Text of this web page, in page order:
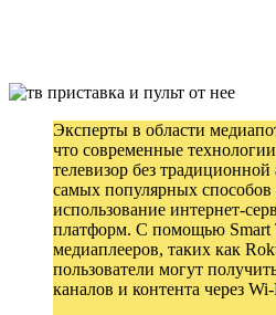
Эксперты в области
что современные
телевизор без
самых популярных способов
использование интернет-
платформ. С помощью Smart
медиаплееров, таких как
пользователи могут
каналов и контента через